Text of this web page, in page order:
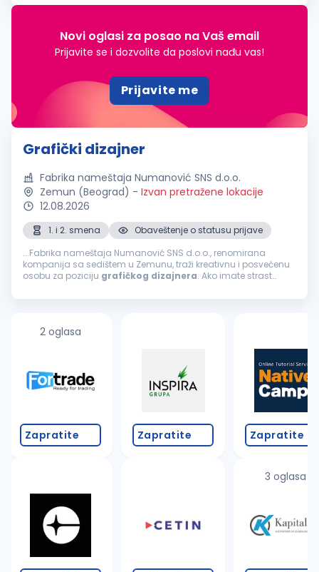
commercial capabi...
Novi oglasi za posao na Vaš email
Prijavite se i dozvolite da poslovi nađu vas!
Prijavite me
Grafički dizajner
Fabrika nameštaja Numanović SNS d.o.o.
Zemun (Beograd) - Izvan pretražene lokacije
12.08.2026
1. i 2. smena
Obaveštenje o statusu prijave
...Fabrika nameštaja Numanović SNS d.o.o., renomirana
kompanija sa sedištem u Zemunu, traži kreativnu i posvećenu
osobu za poziciju grafičkog dizajnera. Ako imate strast
identiteta naše fabrike...
2 oglasa
Zapratite Zapratite Zapratite
3 oglasa